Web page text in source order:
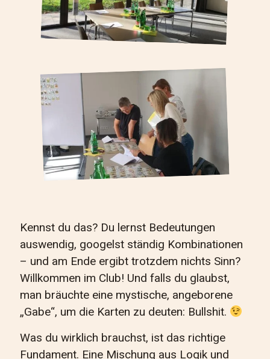
Kennst du das? Du lernst Bedeutungen
auswendig, googelst ständig Kombinationen
– und am Ende ergibt trotzdem nichts Sinn?
Willkommen im Club! Und falls du glaubst,
man bräuchte eine mystische, angeborene
„Gabe“, um die Karten zu deuten: Bullshit.
Was du wirklich brauchst, ist das richtige
Fundament. Eine Mischung aus Logik und